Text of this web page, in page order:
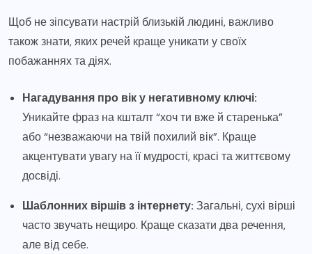
Щоб не зіпсувати настрій близькій людині, важливо
також знати, яких речей краще уникати у своїх
побажаннях та діях.
Нагадування про вік у негативному ключі:
Уникайте фраз на кшталт “хоч ти вже й старенька”
або “незважаючи на твій похилий вік”. Краще
акцентувати увагу на її мудрості, красі та життєвому
досвіді.
Шаблонних віршів з інтернету: Загальні, сухі вірші
часто звучать нещиро. Краще сказати два речення,
але від себе.